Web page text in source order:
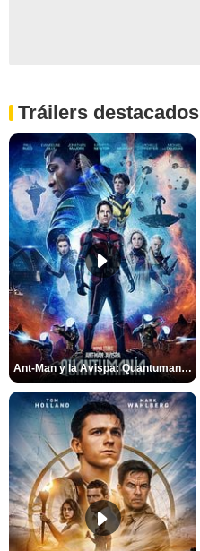
Tráilers destacados
Ant-Man y la Avispa: Quantumanía Tráiler (2)